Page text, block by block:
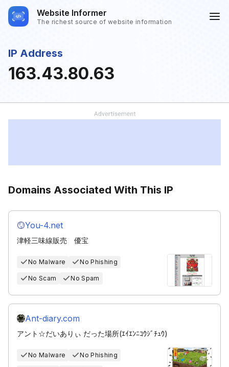
Website Informer
The richest source of website information
IP Address
163.43.80.63
Domains Associated With This IP
You-4.net
津軽三味線販売 優宝
No Malware No Phishing
No Scam No Spam
Ant-diary.com
アント☆だいありぃ だった場所(ｴｲｴﾝﾆｺｳｼﾞﾁｭｳ)
No Malware No Phishing